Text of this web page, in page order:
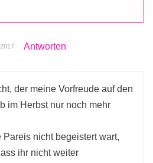
Antworten
der meine Vorfreude auf den
im Herbst nur noch mehr
Pareis nicht begeistert wart,
ihr nicht weiter